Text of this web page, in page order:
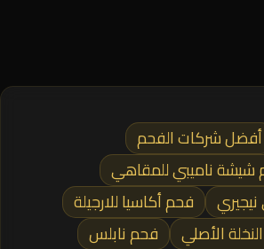
أفضل شركات الفحم
شيشة ناميبي للمقاهي
فحم أكاسيا للارجيلة
الأصلي
فحم نابلس